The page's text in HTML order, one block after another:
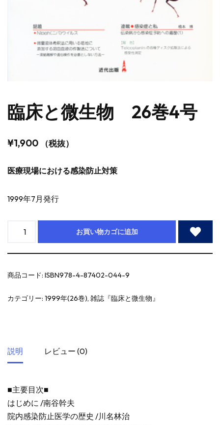
臨床と微生物 26巻4号
¥1,900 （税抜）
医療現場における感染防止対策
1999年7月発行
お買い物カゴに追加
商品コード: ISBN978-4-87402-044-9
カテゴリー: 1999年(26巻), 雑誌『臨床と微生物』
説明 レビュー (0)
■主要目次■
はじめに /南谷幹夫
院内感染防止医学の歴史 /川名林治